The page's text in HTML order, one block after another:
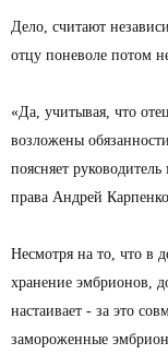
Дело, считают
отцу поневоле потом
«Да, учитывая, что
возложены
поясняет
права Андрей
Несмотря на то, что в
хранение эмбрионов,
настаивает - за это
замороженные